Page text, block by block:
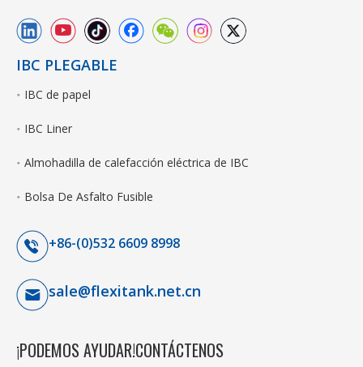
IBC PLEGABLE
IBC de papel
IBC Liner
Almohadilla de calefacción eléctrica de IBC
Bolsa De Asfalto Fusible
+86-(0)532 6609 8998
sale@flexitank.net.cn
¡PODEMOS AYUDAR!CONTÁCTENOS